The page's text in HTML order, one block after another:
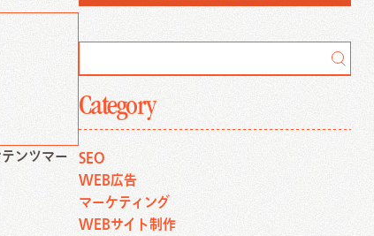
Category
SEO
WEB広告
マーケティング
WEBサイト制作
ンツマー